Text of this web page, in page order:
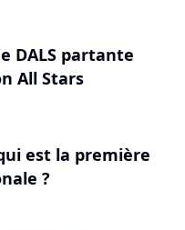
DALS partante
All Stars
est la première
?